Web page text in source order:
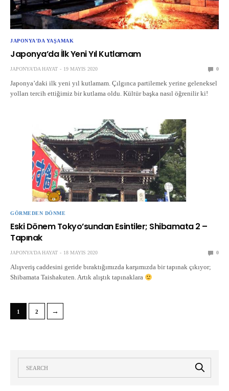
JAPONYA'DA YAŞAMAK
Japonya’da İlk Yeni Yıl Kutlamam
JAPONYA'DA HAYAT 19 MAYIS 2020 0
Japonya’daki ilk yeni yıl kutlamam. Çılgınca partilemek yerine geleneksel
yolları tercih ettiğimiz bir kutlama oldu. Kültür başka nasıl öğrenilir ki!
GÖRMEDEN DÖNME
Eski Dönem Tokyo’sundan Esintiler; Shibamata 2 –
Tapınak
JAPONYA'DA HAYAT 18 MAYIS 2020 0
Alışveriş caddesini geride bıraktığımızda karşımızda bir tapınak çıkıyor;
Shibamata Taishakuten. Artık alıştık tapınaklara
1 2 →